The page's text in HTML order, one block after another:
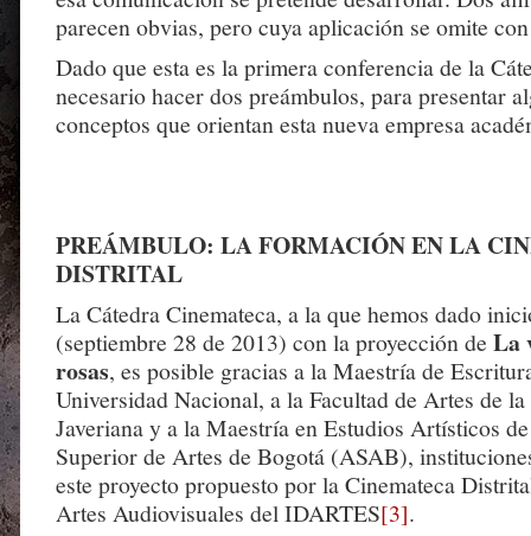
parecen obvias, pero cuya aplicación se omite
Dado que esta es la primera conferencia de la
necesario hacer dos preámbulos, para presentar
conceptos que orientan esta nueva empresa
PREÁMBULO: LA FORMACIÓN EN LA
DISTRITAL
La Cátedra Cinemateca, a la que hemos dado
(septiembre 28 de 2013) con la proyección de La
rosas, es posible gracias a la Maestría de
Universidad Nacional, a la Facultad de Artes de
Javeriana y a la Maestría en Estudios Artísticos
Superior de Artes de Bogotá (ASAB),
este proyecto propuesto por la Cinemateca
Artes Audiovisuales del IDARTES[3].